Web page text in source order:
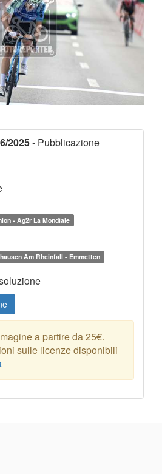
2025- Pubblicazione
- Ag2r La Mondiale
Am Rheinfall - Emmetten
a partire da 25€.
sulle licenze disponibili